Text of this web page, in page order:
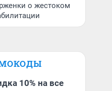
о жестоком
10% на все